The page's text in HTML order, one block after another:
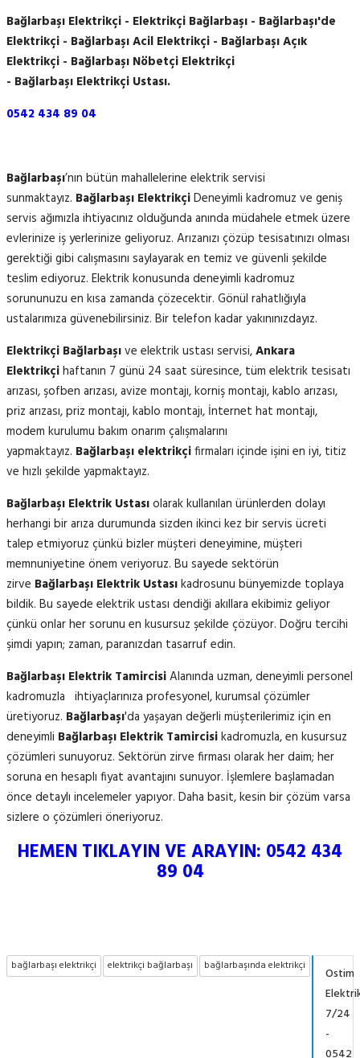
Bağlarbaşı Elektrikçi - Elektrikçi Bağlarbaşı - Bağlarbaşı'de
Elektrikçi - Bağlarbaşı Acil Elektrikçi - Bağlarbaşı Açık
Elektrikçi - Bağlarbaşı Nöbetçi Elektrikçi
- Bağlarbaşı Elektrikçi Ustası.
0542 434 89 04
Bağlarbaşı’nın bütün mahallelerine elektrik servisi
sunmaktayız. Bağlarbaşı ElektrikçiDeneyimli kadromuz ve geniş
servis ağımızla ihtiyacınız olduğunda anında müdahele etmek üzere
evlerinize iş yerlerinize geliyoruz. Arızanızı çözüp tesisatınızı olması
gerektiği gibi calışmasını saylayarak en temiz ve güvenli şekilde
teslim ediyoruz. Elektrik konusunda deneyimli kadromuz
sorununuzu en kısa zamanda çözecektir. Gönül rahatlığıyla
ustalarımıza güvenebilirsiniz. Bir telefon kadar yakınınızdayız.
Elektrikçi Bağlarbaşıve elektrik ustası servisi,Ankara
Elektrikçihaftanın 7 günü 24 saat süresince, tüm elektrik tesisatı
arızası, şofben arızası, avize montajı, korniş montajı, kablo arızası,
priz arızası, priz montajı, kablo montajı, İnternet hat montajı,
modem kurulumu bakım onarım çalışmalarını
yapmaktayız. Bağlarbaşı elektrikçifirmaları içinde işini en iyi, titiz
ve hızlı şekilde yapmaktayız.
Bağlarbaşı Elektrik Ustasıolarak kullanılan ürünlerden dolayı
herhangi bir arıza durumunda sizden ikinci kez bir servis ücreti
talep etmiyoruz çünkü bizler müşteri deneyimine, müşteri
memnuniyetine önem veriyoruz. Bu sayede sektörün
zirve Bağlarbaşı Elektrik Ustasıkadrosunu bünyemizde toplaya
bildik. Bu sayede elektrik ustası dendiği akıllara ekibimiz geliyor
çünkü onlar her sorunu en kusursuz şekilde çözüyor. Doğru tercihi
şimdi yapın; zaman, paranızdan tasarruf edin.
Bağlarbaşı Elektrik TamircisiAlanında uzman, deneyimli personel
kadromuzla ihtiyaçlarınıza profesyonel, kurumsal çözümler
üretiyoruz. Bağlarbaşı'da yaşayan değerli müşterilerimiz için en
deneyimli Bağlarbaşı Elektrik Tamircisikadromuzla, en kusursuz
çözümleri sunuyoruz. Sektörün zirve firması olarak her daim; her
soruna en hesaplı fiyat avantajını sunuyor. İşlemlere başlamadan
önce detaylı incelemeler yapıyor. Daha basit, kesin bir çözüm varsa
sizlere o çözümleri öneriyoruz.
HEMEN TIKLAYIN VE ARAYIN: 0542 434
89 04
bağlarbaşı elektrikçi elektrikçi bağlarbaşı bağlarbaşında elektrikçi
Ostim
7/24
-